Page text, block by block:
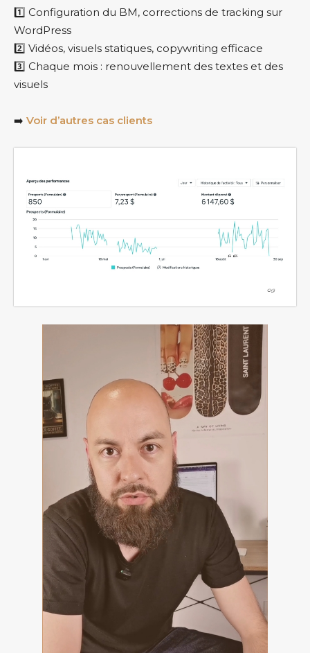
1️⃣ Configuration du BM, corrections de tracking sur
WordPress
2️⃣ Vidéos, visuels statiques, copywriting efficace
3️⃣ Chaque mois : renouvellement des textes et des
visuels
➡️ Voir d’autres cas clients